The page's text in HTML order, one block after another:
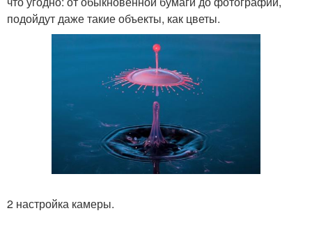
подойдут даже такие объекты, как цветы.
2 настройка камеры.